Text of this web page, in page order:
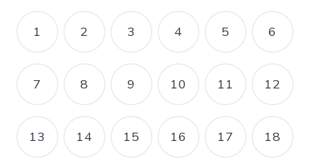
Pagination
PAGE
1 PAGE
2 PAGE
3 PAGE
4 PAGE
5 PAGE
6
PAGE
7 PAGE
8 PAGE
9 PAGE
10 PAGE
11 PAGE
12
PAGE
13 PAGE
14 PAGE
15 PAGE
16 PAGE
17 PAGE
18